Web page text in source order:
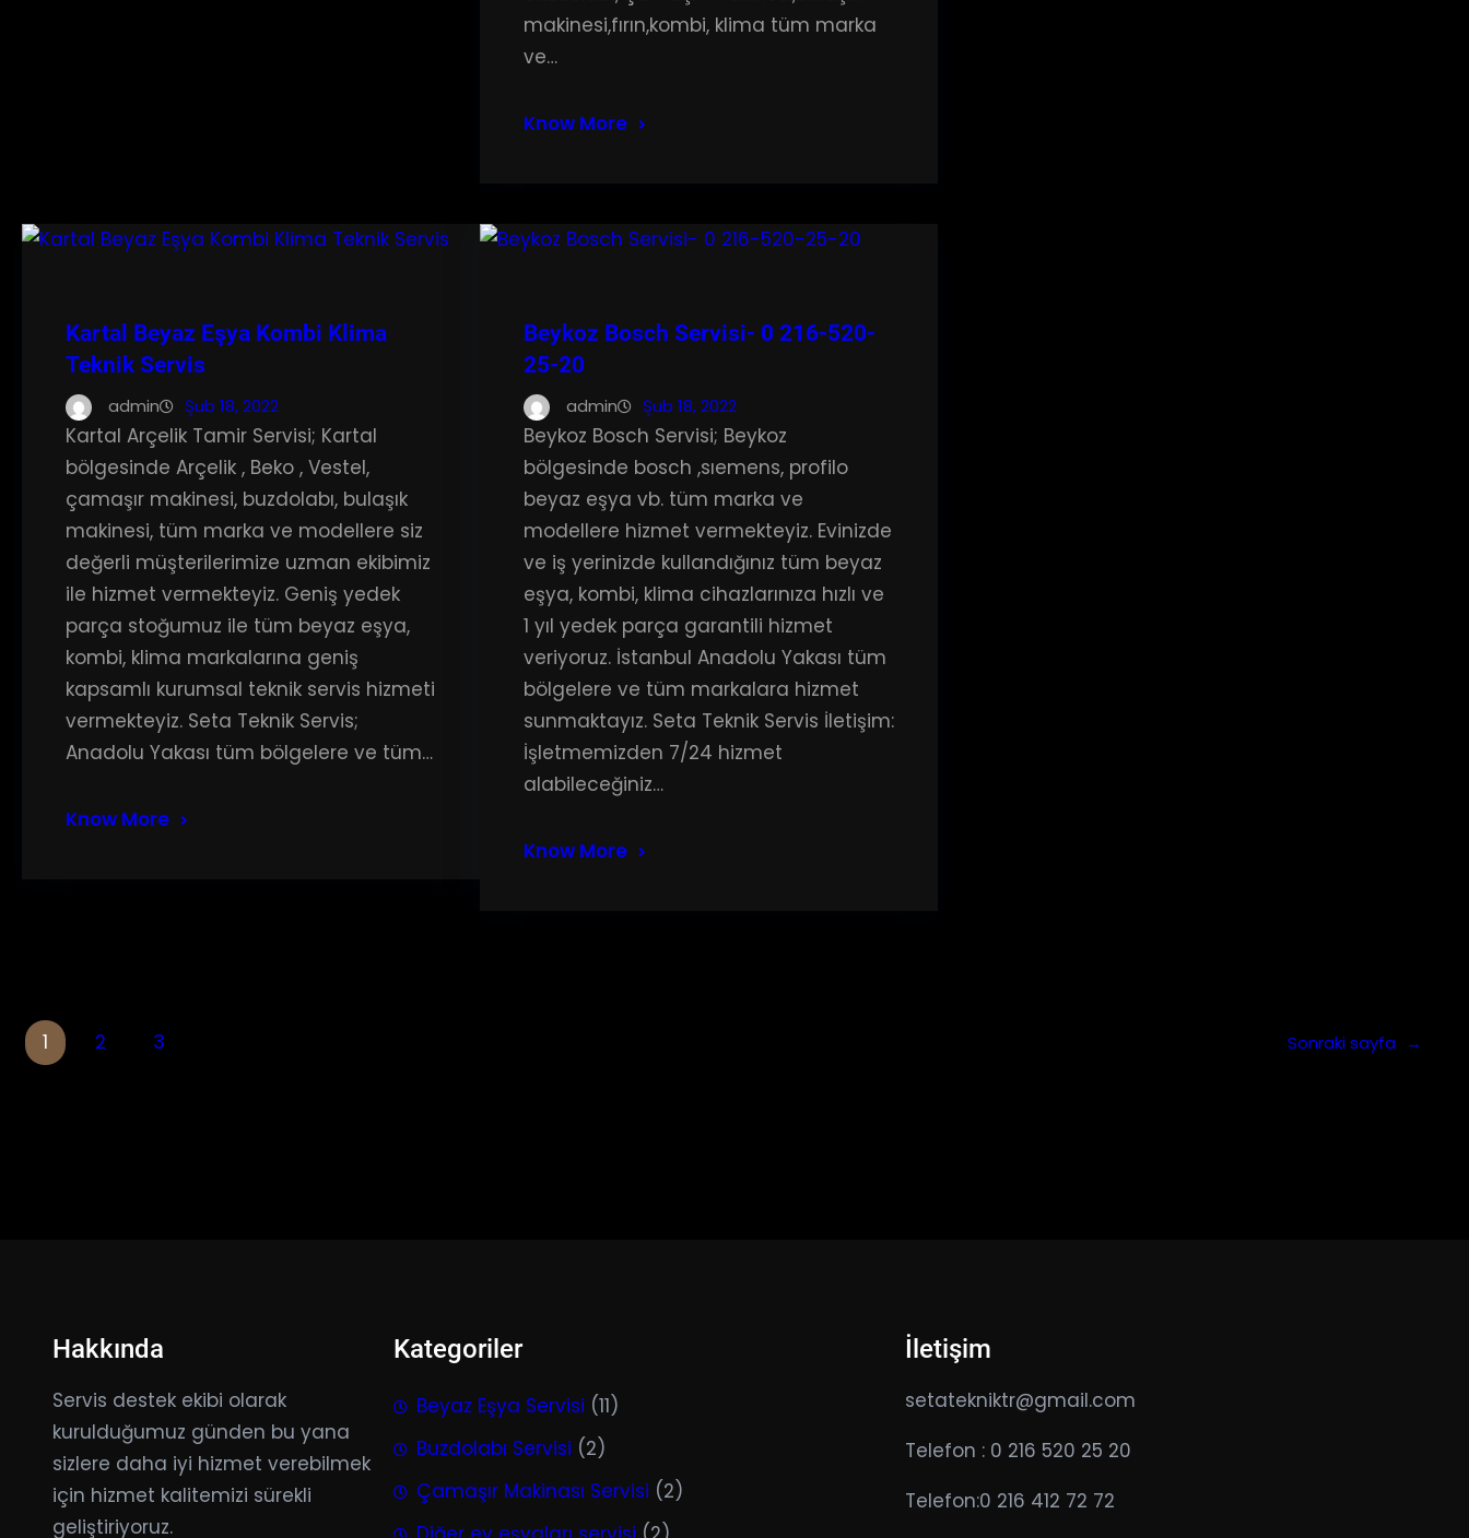
makinesi,fırın,kombi, klima tüm marka
ve…
Know More
Kartal Beyaz Eşya Kombi Klima
Teknik Servis
admin Şub 18, 2022
Kartal Arçelik Tamir Servisi; Kartal
bölgesinde Arçelik , Beko , Vestel,
çamaşır makinesi, buzdolabı, bulaşık
makinesi, tüm marka ve modellere siz
değerli müşterilerimize uzman ekibimiz
ile hizmet vermekteyiz. Geniş yedek
parça stoğumuz ile tüm beyaz eşya,
kombi, klima markalarına geniş
kapsamlı kurumsal teknik servis hizmeti
vermekteyiz. Seta Teknik Servis;
Anadolu Yakası tüm bölgelere ve tüm…
Know More
Beykoz Bosch Servisi- 0 216-520-
25-20
admin Şub 18, 2022
Beykoz Bosch Servisi; Beykoz
bölgesinde bosch ,sıemens, profilo
beyaz eşya vb. tüm marka ve
modellere hizmet vermekteyiz. Evinizde
ve iş yerinizde kullandığınız tüm beyaz
eşya, kombi, klima cihazlarınıza hızlı ve
1 yıl yedek parça garantili hizmet
veriyoruz. İstanbul Anadolu Yakası tüm
bölgelere ve tüm markalara hizmet
sunmaktayız. Seta Teknik Servis İletişim:
İşletmemizden 7/24 hizmet
alabileceğiniz…
Know More
1 2 3 Sonraki sayfa →
Hakkında
Servis destek ekibi olarak
kurulduğumuz günden bu yana
sizlere daha iyi hizmet verebilmek
için hizmet kalitemizi sürekli
geliştiriyoruz.
Kategoriler
Beyaz Eşya Servisi (11)
Buzdolabı Servisi (2)
Çamaşır Makinası Servisi (2)
İletişim
setatekniktr@gmail.com
Telefon : 0 216 520 25 20
Telefon:0 216 412 72 72